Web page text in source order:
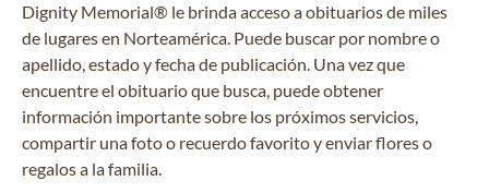
Dignity Memorial® le brinda acceso a obituarios de miles
de lugares en Norteamérica. Puede buscar por nombre o
apellido, estado y fecha de publicación. Una vez que
encuentre el obituario que busca, puede obtener
información importante sobre los próximos servicios,
compartir una foto o recuerdo favorito y enviar flores o
regalos a la familia.